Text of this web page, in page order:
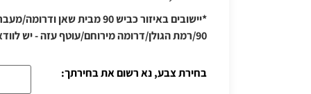
*יישובים באיזור כביש 90 מבית
90/רמת הגולן/דרומה מירוחם/עוטף עזה - יש לוודא תוספת הובלה טלפונית
בחירת צבע, נא רשום את בחירתך: